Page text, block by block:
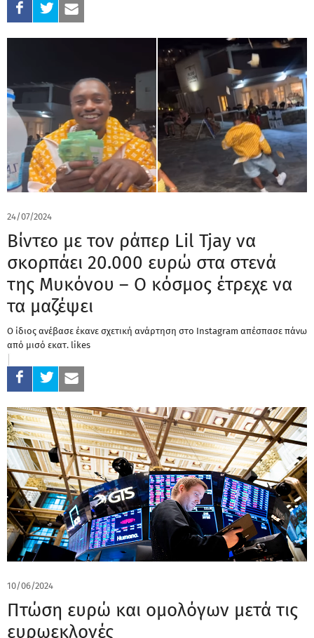
24/07/2024
Βίντεο με τον ράπερ Lil Tjay να
σκορπάει 20.000 ευρώ στα στενά
της Μυκόνου – Ο κόσμος έτρεχε να
τα μαζέψει
Ο ίδιος ανέβασε έκανε σχετική ανάρτηση στο Instagram απέσπασε πάνω
από μισό εκατ. likes
10/06/2024
Πτώση ευρώ και ομολόγων μετά τις
ευρωεκλογές